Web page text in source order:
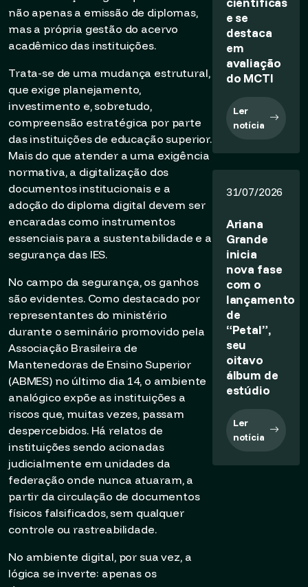
não apenas a emissão de diplomas,
mas a própria gestão do acervo
acadêmico das instituições.
Trata-se de uma mudança estrutural,
que exige planejamento,
investimento e, sobretudo,
compreensão estratégica por parte
das instituições de educação superior.
Mais do que atender a uma exigência
normativa, a digitalização dos
documentos institucionais e a
adoção do diploma digital devem ser
encaradas como instrumentos
essenciais para a sustentabilidade e a
segurança das IES.
No campo da segurança, os ganhos
são evidentes. Como destacado por
representantes do ministério
durante o seminário promovido pela
Associação Brasileira de
Mantenedoras de Ensino Superior
(ABMES) no último dia 14, o ambiente
analógico expõe as instituições a
riscos que, muitas vezes, passam
despercebidos. Há relatos de
instituições sendo acionadas
judicialmente em unidades da
federação onde nunca atuaram, a
partir da circulação de documentos
físicos falsificados, sem qualquer
controle ou rastreabilidade.
No ambiente digital, por sua vez, a
lógica se inverte: apenas os
e se
destaca
em
avaliação
do MCTI
Ler
notícia
31/07/2026
Ariana
Grande
inicia
nova fase
com o
lançamento
de
“Petal”,
seu
oitavo
álbum de
estúdio
Ler
notícia